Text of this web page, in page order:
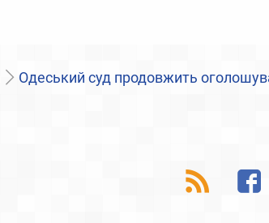
Одеський суд продовжить